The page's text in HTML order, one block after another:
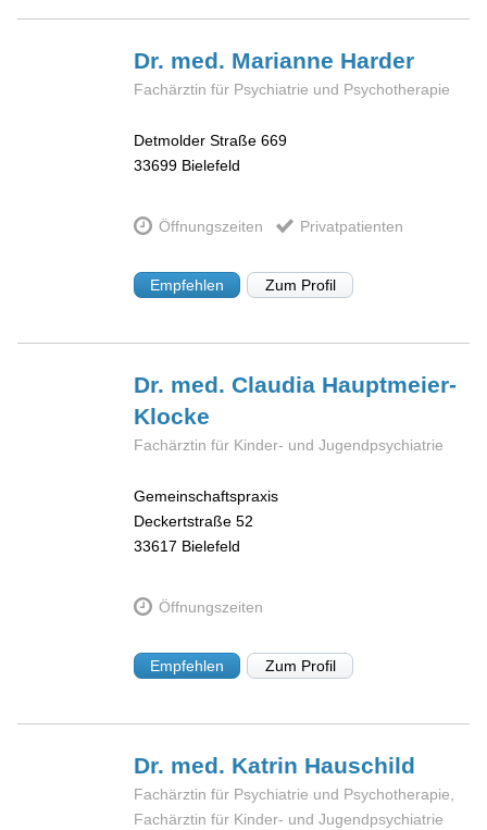
Dr. med. Marianne Harder
Fachärztin für Psychiatrie und Psychotherapie
Detmolder Straße 669
33699 Bielefeld
Öffnungszeiten Privatpatienten
Empfehlen Zum Profil
Dr. med. Claudia Hauptmeier-
Klocke
Fachärztin für Kinder- und Jugendpsychiatrie
Gemeinschaftspraxis
Deckertstraße 52
33617 Bielefeld
Öffnungszeiten
Empfehlen Zum Profil
Dr. med. Katrin Hauschild
Fachärztin für Psychiatrie und Psychotherapie,
Fachärztin für Kinder- und Jugendpsychiatrie